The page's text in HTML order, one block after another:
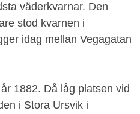
väderkvarnar. Den
stod kvarnen i
idag mellan Vegagatan
1882. Då låg platsen vid
i Stora Ursvik i